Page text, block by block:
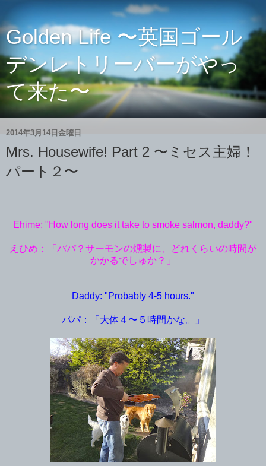
Golden Life 〜英国ゴール
デンレトリーバーがやっ
て来た〜
2014年3月14日金曜日
Mrs. Housewife! Part 2 〜ミセス主婦！
パート２〜
Ehime: "How long does it take to smoke salmon, daddy?"
えひめ：「パパ？サーモンの燻製に、どれくらいの時間が
かかるでしゅか？」
Daddy: "Probably 4-5 hours."
パパ：「大体４〜５時間かな。」